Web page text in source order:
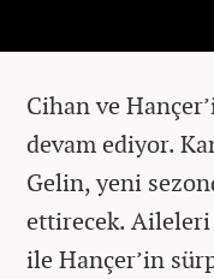
Cihan ve
devam ediyor.
Gelin, yeni
ettirecek.
ile Hançer’in